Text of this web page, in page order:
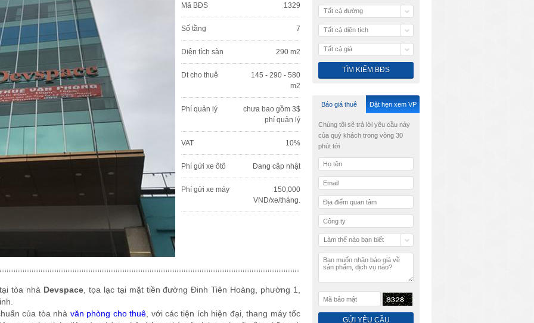
Mã BĐS 1329
Số tầng 7
Diện tích sàn 290 m2
Dt cho thuê
145 - 290 - 580
m2
Phí quản lý
chưa bao gồm 3$
phí quản lý
VAT 10%
Phí gửi xe ôtô Đang cập nhật
Phí gửi xe máy
150,000
VND/xe/tháng.
tại tòa nhà Devspace , tọa lạc tại mặt tiền đường Đinh Tiên Hoàng, phường 1,
của tòa nhà văn phòng cho thuê , với các tiện ích hiện đại, thang máy tốc
Tất cả đường
Tất cả diện tích
Tất cả giá
Báo giá thuê Đặt hẹn xem VP
Chúng tôi sẽ trả lời yêu cầu này
của quý khách trong vòng 30
phút tới
Làm thế nào bạn biết